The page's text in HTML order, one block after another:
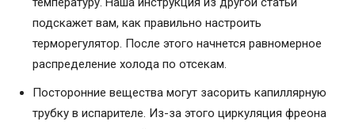
подскажет вам, как правильно настроить
терморегулятор. После этого начнется равномерное
распределение холода по отсекам.
Посторонние вещества могут засорить капиллярную
трубку в испарителе. Из-за этого циркуляция фреона